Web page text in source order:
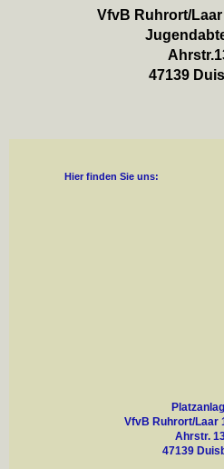
VfvB Ruhrort/Laar
47139
Hier finden Sie uns:
VfvB Ruhrort/Laar
Ahrstr.
47139